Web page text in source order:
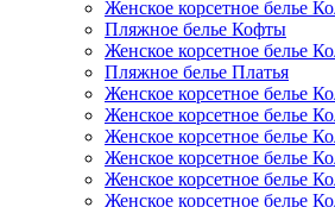
Женское корсетное белье
Пляжное белье Кофты
Женское корсетное белье
Пляжное белье Платья
Женское корсетное белье
Женское корсетное белье
Женское корсетное белье
Женское корсетное белье
Женское корсетное белье
Женское корсетное белье